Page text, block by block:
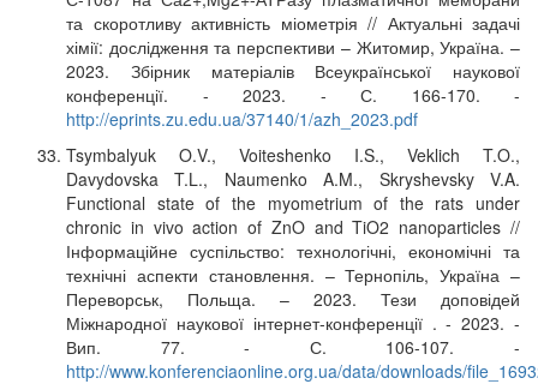
та скоротливу активність міометрія // Актуальні задачі
хімії: дослідження та перспективи – Житомир, Україна. –
2023. Збірник матеріалів Всеукраїнської наукової
конференції. - 2023. - С. 166-170. -
http://eprints.zu.edu.ua/37140/1/azh_2023.pdf
Tsymbalyuk O.V., Voiteshenko I.S., Veklich T.O.,
Davydovska T.L., Naumenko A.M., Skryshevsky V.A.
Functional state of the myometrium of the rats under
chronic in vivo action of ZnO and TiO2 nanoparticles //
Інформаційне суспільство: технологічні, економічні та
технічні аспекти становлення. – Тернопіль, Україна –
Переворськ, Польща. – 2023. Тези доповідей
Міжнародної наукової інтернет-конференції . - 2023. -
Вип. 77. - С. 106-107. -
http://www.konferenciaonline.org.ua/data/downloads/